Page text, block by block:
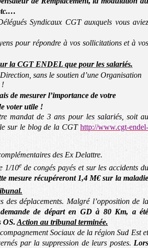
Syndicaux CGT auxquels vous aviez
pour répondre à vos sollicitations et à vos
la CGT ENDEL que pour les salariés.
sans le soutien d’une Organisation
!
de mesurer l’importance de votre
voter utile !
mandat de 3 ans pour les salariés, soit au
sur le blog de la CGT http://www.cgt-endel-
des Ex Delattre.
1/10ede congés payés et sur les accidents du
mesure récupéreront 1,4 M€ sur la maladie
des déplacements. Malgré l’opposition de la
de départ en GD à 80 Km, a été
OS. Action au tribunal terminée.
Sociaux de la région Sud Est
par la suppression de leurs postes. Lors